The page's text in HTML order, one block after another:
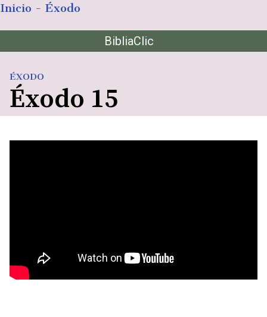
Inicio - Éxodo
al
BibliaClic
ÉXODO
Éxodo 15